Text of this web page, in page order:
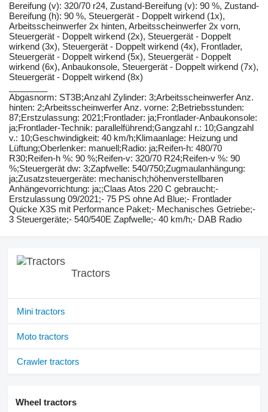
Bereifung ​​​​​​​​​‌‌​​​​‌​​​​​​​​​‌‌‌​‌​‌​​​​​​​​​‌‌‌​‌​​​​​​​​​​​‌‌​‌‌‌‌​​​​​​​​​‌‌​‌‌​​​​​​​​​​​‌‌​‌​​‌​​​​​​​​​‌‌​‌‌‌​​​​​​​​​​‌‌​​‌​‌(v): 320/70 r24, Zustand-Bereifung (v): 90 %, Zustand-
Bereifung (h): 90 %, Steuergerät - Doppelt wirkend (1x),
Arbeitsscheinwerfer 2x hinten, Arbeitsscheinwerfer 2x vorn,
Steuergerät - Doppelt wirkend (2x), Steuergerät - Doppelt
wirkend (3x), Steuergerät - Doppelt wirkend (4x), Frontlader,
Steuergerät - Doppelt wirkend (5x), Steuergerät - Doppelt
wirkend (6x), Anbaukonsole, Steuergerät - Doppelt wirkend (7x),
Steuergerät - Doppelt wirkend (8x)
Abgasnorm: ST3B;Anzahl Zylinder: 3;Arbeitsscheinwerfer Anz.
hinten: 2;Arbeitsscheinwerfer Anz. vorne: 2;Betriebsstunden:
87;Erstzulassung: 2021;Frontlader: ja;Frontlader-Anbaukonsole:
ja;Frontlader-Technik: parallelführend;Gangzahl r.: 10;Gangzahl
v.: 10;Geschwindigkeit: 40 km/h;Klimaanlage: Heizung und
Lüftung;Oberlenker: manuell;Radio: ja;Reifen-h: 480/70
R30;Reifen-h %: 90 %;Reifen-v: 320/70 R24;Reifen-v %: 90
%;Steuergerät dw: 3;Zapfwelle: 540/750;Zugmaulanhängung:
ja;Zusatzsteuergeräte: mechanisch;höhenverstellbaren
Anhängevorrichtung: ja;;Claas Atos 220 C gebraucht;-
Erstzulassung 09/2021;- 75 PS ohne Ad Blue;- Frontlader
Quicke X3S mit Performance Paket;- Mechanisches Getriebe;-
3 Steuergeräte;- 540/540E Zapfwelle;- 40 km/h;- DAB Radio
Tractors
Mini tractors
Moto tractors
Crawler tractors
Wheel tractors